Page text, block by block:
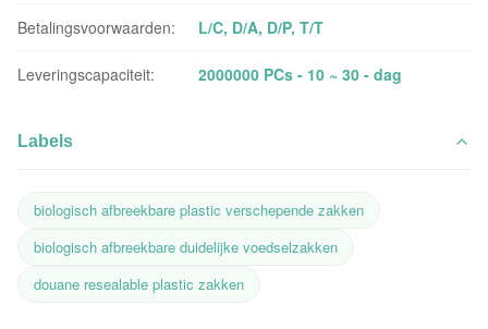
Betalingsvoorwaarden: L/C, D/A, D/P, T/T
Leveringscapaciteit: 2000000 PCs - 10 ~ 30 - dag
Labels
biologisch afbreekbare plastic verschepende zakken
biologisch afbreekbare duidelijke voedselzakken
douane resealable plastic zakken